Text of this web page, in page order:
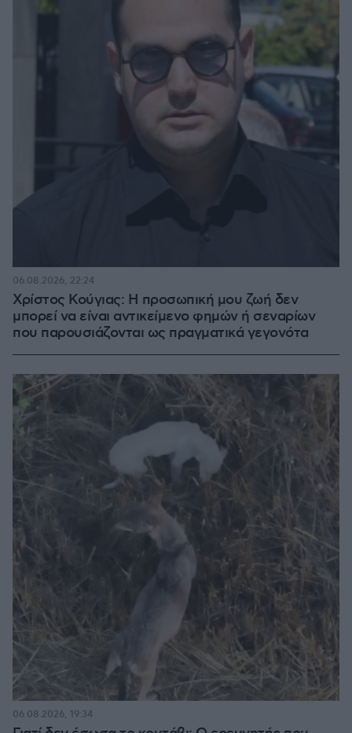
Χρίστος Κούγιας: Η προσωπική μου ζωή δεν
μπορεί να είναι αντικείμενο φημών ή σεναρίων
που παρουσιάζονται ως πραγματικά γεγονότα
06.08.2026, 22:24
06.08.2026, 19:34